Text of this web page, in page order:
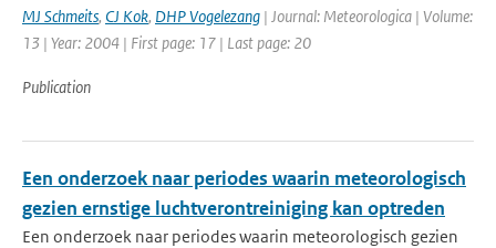
MJ Schmeits, CJ Kok, DHP Vogelezang | Journal: Meteorologica | Volume:
13 | Year: 2004 | First page: 17 | Last page: 20
Publication
Een onderzoek naar periodes waarin meteorologisch
gezien ernstige luchtverontreiniging kan optreden
Een onderzoek naar periodes waarin meteorologisch gezien